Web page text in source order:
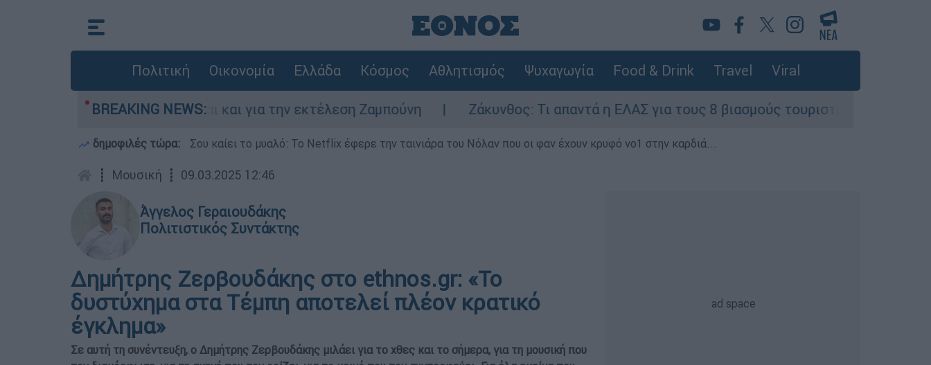
Πολιτική Οικονομία Ελλάδα Κόσμος Αθλητισμός Ψυχαγωγία Food & Drink Travel Viral
BREAKING NEWS:
- Κατηγορείται και για την εκτέλεση Ζαμπούνη Ζάκυνθος: Τι απαντά η ΕΛΑΣ για τους 8 βιασμούς τουριστριών - «Μόνο 3
δημοφιλές τώρα: Σου καίει το μυαλό: Το Netflix έφερε την ταινιάρα του Νόλαν που οι φαν έχουν κρυφό νο1 στην καρδιά...
┋ Μουσική ┋ 09.03.2025 12:46
Άγγελος Γεραιουδάκης
Πολιτιστικός Συντάκτης
Δημήτρης Ζερβουδάκης στο ethnos.gr: «Το
δυστύχημα στα Τέμπη αποτελεί πλέον κρατικό
έγκλημα»
Σε αυτή τη συνέντευξη, ο Δημήτρης Ζερβουδάκης μιλάει για το χθες και το σήμερα, για τη μουσική που